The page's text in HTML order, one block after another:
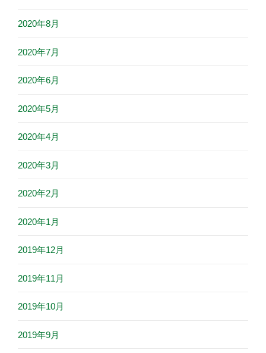
2020年8月
2020年7月
2020年6月
2020年5月
2020年4月
2020年3月
2020年2月
2020年1月
2019年12月
2019年11月
2019年10月
2019年9月